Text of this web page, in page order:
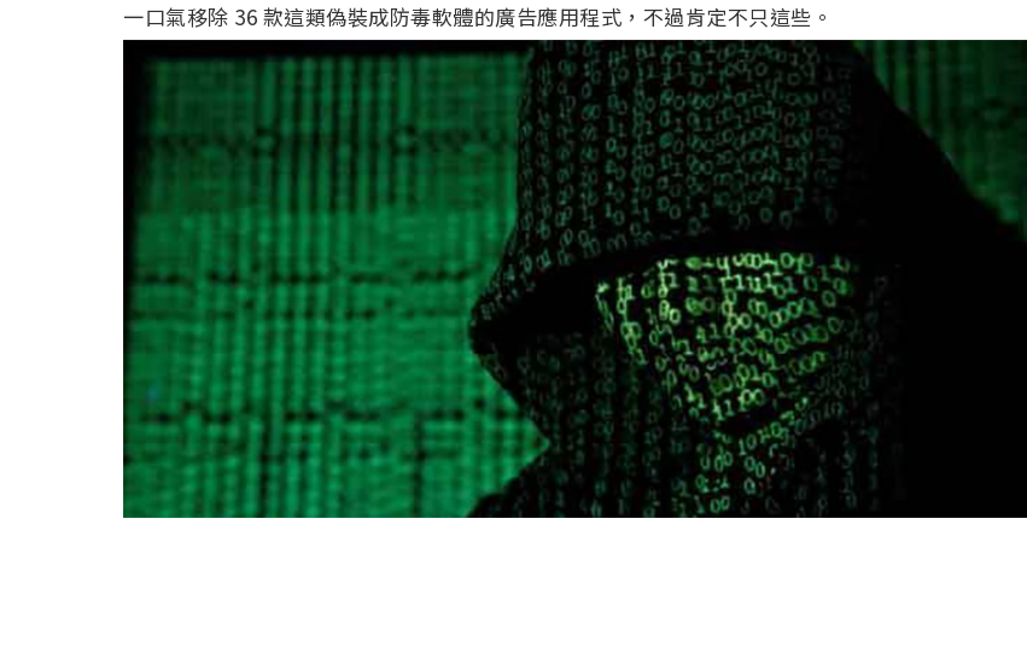
一口氣移除 36 款這類偽裝成防毒軟體的廣告應用程式，不過肯定不只這些。